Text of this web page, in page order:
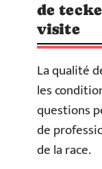
de
visite
La qualité
les
questions
de
de la race.